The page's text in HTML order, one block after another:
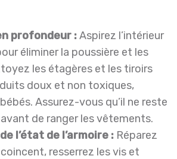
profondeur :Aspirez l’intérieur
éliminer la poussière et les
les étagères et les tiroirs
doux et non toxiques,
Assurez-vous qu’il ne reste
de ranger les vêtements.
l’état de l’armoire : Réparez
resserrez les vis et